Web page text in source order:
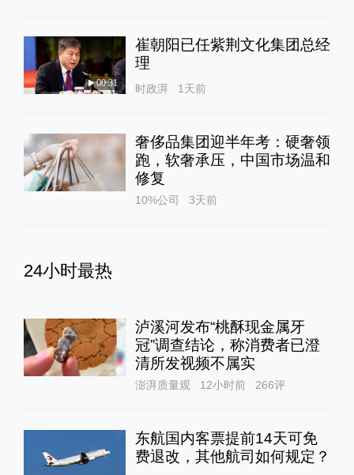
00:31
崔朝阳已任紫荆文化集团总经
理
时政湃 1天前
奢侈品集团迎半年考：硬奢领
跑，软奢承压，中国市场温和
修复
10%公司 3天前
24小时最热
泸溪河发布“桃酥现金属牙
冠”调查结论，称消费者已澄
清所发视频不属实
澎湃质量观 12小时前 266评
东航国内客票提前14天可免
费退改，其他航司如何规定？